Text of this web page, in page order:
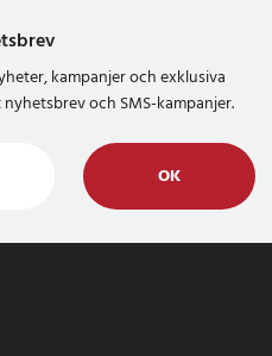
kampanjer och exklusiva
och SMS-kampanjer.
OK